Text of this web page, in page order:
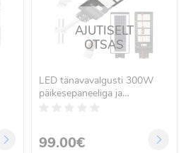
AJUTISELT
OTSAS
LED tänavavalgusti 300W
päikesepaneeliga ja
99.00€